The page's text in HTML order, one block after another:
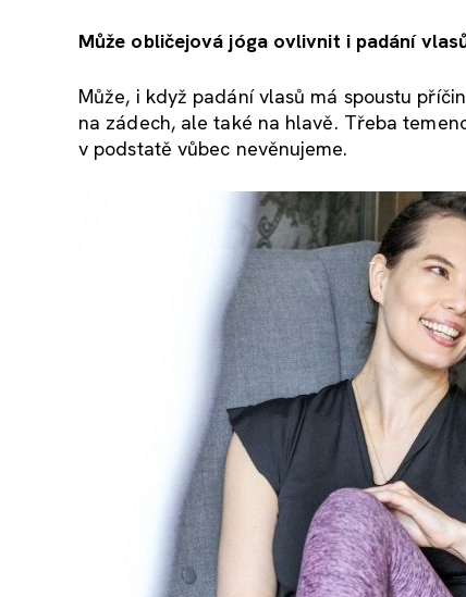
Může obličejová jóga ovlivnit i padání
Může, i když padání vlasů má spoustu
na zádech, ale také na hlavě. Třeba
v podstatě vůbec nevěnujeme.